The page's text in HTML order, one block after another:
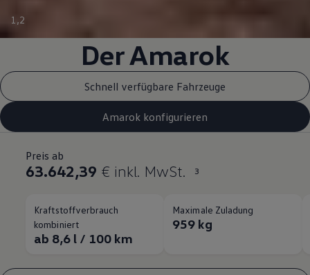
1 ,2
DerAmarok
Schnell verfügbare Fahrzeuge
Amarok konfigurieren
Preis ab
63.642,39 € inkl. MwSt. 3
Kraftstoffverbrauch
kombiniert
ab 8,6 l / 100 km
Maximale Zuladung
959 kg